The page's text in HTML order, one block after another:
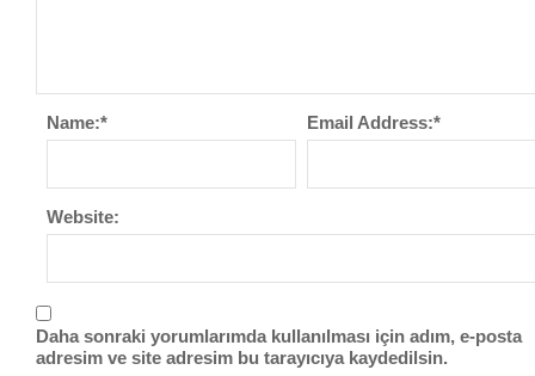
Name:* Email Address:*
Website:
Daha sonraki yorumlarımda kullanılması için adım, e-posta
adresim ve site adresim bu tarayıcıya kaydedilsin.